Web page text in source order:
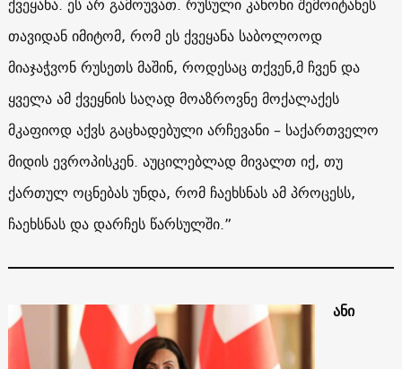
თავიდან იმიტომ, რომ ეს ქვეყანა საბოლოოდ
მიაჯაჭვონ რუსეთს მაშინ, როდესაც თქვენ,მ ჩვენ და
ყველა ამ ქვეყნის საღად მოაზროვნე მოქალაქეს
მკაფიოდ აქვს გაცხადებული არჩევანი – საქართველო
მიდის ევროპისკენ. აუცილებლად მივალთ იქ, თუ
ქართულ ოცნებას უნდა, რომ ჩაეხსნას ამ პროცესს,
ჩაეხსნას და დარჩეს წარსულში.”
ანი